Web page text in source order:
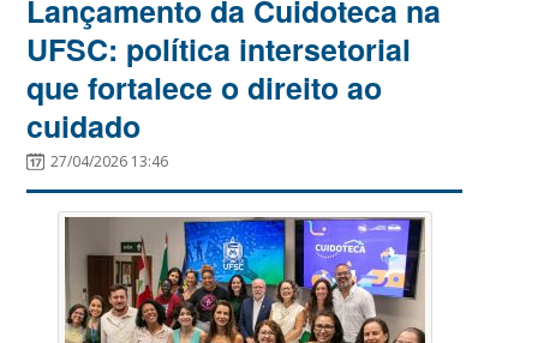
Lançamento da Cuidoteca na
UFSC: política intersetorial
que fortalece o direito ao
cuidado
27/04/2026 13:46